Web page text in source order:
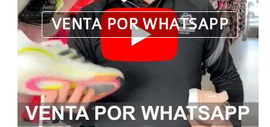
VENTA POR WHATSAPP